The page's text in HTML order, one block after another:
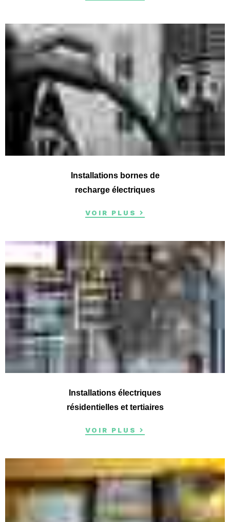
Installations bornes de
recharge électriques
VOIR PLUS
Installations électriques
résidentielles et tertiaires
VOIR PLUS